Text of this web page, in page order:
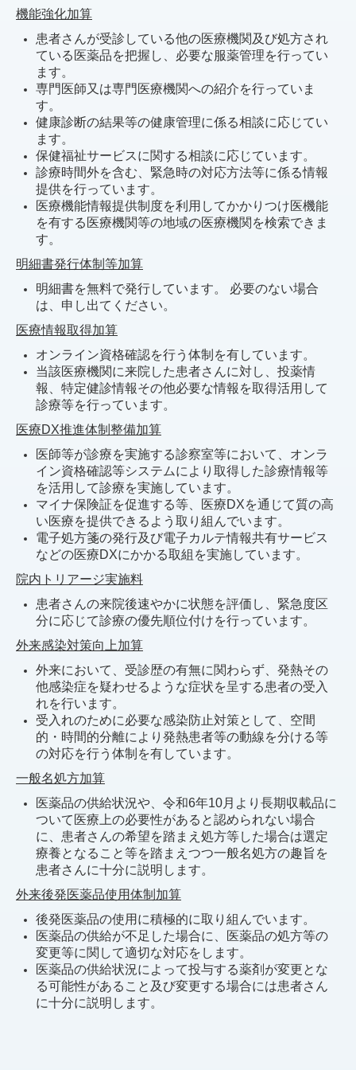
機能強化加算
患者さんが受診している他の医療機関及び処方され
ている医薬品を把握し、必要な服薬管理を行ってい
ます。
専門医師又は専門医療機関への紹介を行っていま
す。
健康診断の結果等の健康管理に係る相談に応じてい
ます。
保健福祉サービスに関する相談に応じています。
診療時間外を含む、緊急時の対応方法等に係る情報
提供を行っています。
医療機能情報提供制度を利用してかかりつけ医機能
を有する医療機関等の地域の医療機関を検索できま
す。
明細書発行体制等加算
明細書を無料で発行しています。 必要のない場合
は、申し出てください。
医療情報取得加算
オンライン資格確認を行う体制を有しています。
当該医療機関に来院した患者さんに対し、投薬情
報、特定健診情報その他必要な情報を取得活用して
診療等を行っています。
医療DX推進体制整備加算
医師等が診療を実施する診察室等において、オンラ
イン資格確認等システムにより取得した診療情報等
を活用して診療を実施しています。
マイナ保険証を促進する等、医療DXを通じて質の高
い医療を提供できるよう取り組んでいます。
電子処方箋の発行及び電子カルテ情報共有サービス
などの医療DXにかかる取組を実施しています。
院内トリアージ実施料
患者さんの来院後速やかに状態を評価し、緊急度区
分に応じて診療の優先順位付けを行っています。
外来感染対策向上加算
外来において、受診歴の有無に関わらず、発熱その
他感染症を疑わせるような症状を呈する患者の受入
れを行います。
受入れのために必要な感染防止対策として、空間
的・時間的分離により発熱患者等の動線を分ける等
の対応を行う体制を有しています。
一般名処方加算
医薬品の供給状況や、令和6年10月より長期収載品に
ついて医療上の必要性があると認められない場合
に、患者さんの希望を踏まえ処方等した場合は選定
療養となること等を踏まえつつ一般名処方の趣旨を
患者さんに十分に説明します。
外来後発医薬品使用体制加算
後発医薬品の使用に積極的に取り組んでいます。
医薬品の供給が不足した場合に、医薬品の処方等の
変更等に関して適切な対応をします。
医薬品の供給状況によって投与する薬剤が変更とな
る可能性があること及 び変更する場合には患者さん
に十分に説明します。